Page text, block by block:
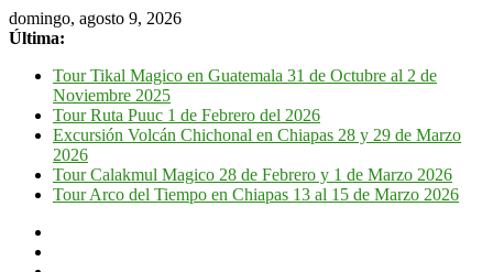
domingo, agosto 9, 2026
Última:
Tour Tikal Magico en Guatemala 31 de Octubre al 2 de
Noviembre 2025
Tour Ruta Puuc 1 de Febrero del 2026
Excursión Volcán Chichonal en Chiapas 28 y 29 de Marzo
2026
Tour Calakmul Magico 28 de Febrero y 1 de Marzo 2026
Tour Arco del Tiempo en Chiapas 13 al 15 de Marzo 2026